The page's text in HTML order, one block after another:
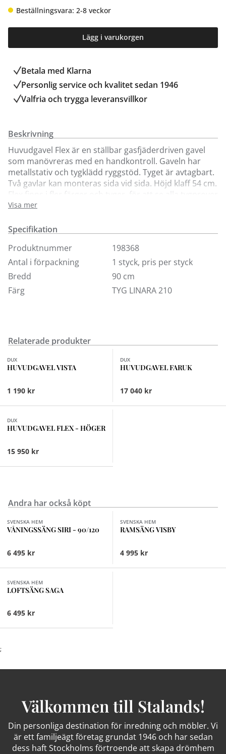
Beställningsvara: 2-8 veckor
Lägg i varukorgen
Betala med Klarna
Personlig service och kvalitet sedan 1946
Valfria och trygga leveransvillkor
Beskrivning
Huvudgavel Flex är en ställbar gasfjäderdriven gavel
som manövreras med en handkontroll. Gaveln har
metallstativ och tygklädd ryggstöd. Tyget är avtagbart.
Två gavlar kan monteras sida vid sida. Höjd klaff 54 cm.
Flex finns i fler färger och tyger, för att se alla tygprover
besök våra butiker.
Vid beställning av Flex huvudgavel, ange vilken DUX-
sängmodell som gaveln ska anpassas till i
meddelandefältet (kassan). Tillverkaren anpassar
sänggaveln efter den sängmodell du har valt, så höjd
och infästningar blir rätt. Vid eventuella frågor
kontakta kundtjänst.
Visa mer
Specifikation
Produktnummer
198368
Antal i förpackning
1 styck, pris per styck
Bredd
90 cm
Färg
TYG LINARA 210
Relaterade produkter
Finns i fler val (28)
DUX
HUVUDGAVEL VISTA
1 190 kr
DUX
HUVUDGAVEL FARUK
17 040 kr
DUX
HUVUDGAVEL FLEX - HÖGER
15 950 kr
Andra har också köpt
Finns i fler val (2)
SVENSKA HEM
VÅNINGSSÄNG SIRI - 90/120
6 495 kr
SVENSKA HEM
RAMSÄNG VISBY
4 995 kr
SVENSKA HEM
LOFTSÄNG SAGA
6 495 kr
;
Välkommen till Stalands!
Din personliga destination för inredning och möbler. Vi
är ett familjeägt företag grundat 1946 och har sedan
dess haft Stockholms förtroende att skapa drömhem